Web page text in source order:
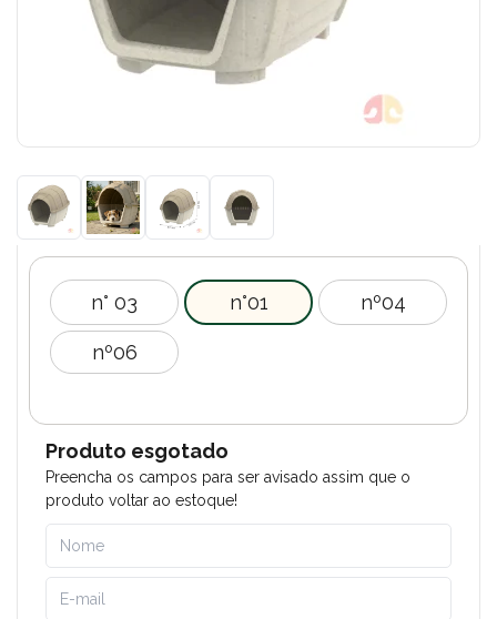
n° 03 n°01 nº04
nº06
Produto esgotado
Preencha os campos para ser avisado assim que o
produto voltar ao estoque!